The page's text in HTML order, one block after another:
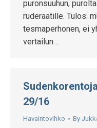
puronsuuhun,
ruderaatille. Tulos:
tesmaperhonen, ei
vertailun…
29/16
Havaintovihko By